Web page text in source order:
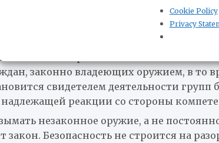
Cookie Policy
Privacy
борьбы с незаконным
ужесточает условия именно для
трагические события 2023
законно владеющих оружием, в то
свидетелем деятельности групп
реакции со стороны
незаконное оружие, а не
закон. Безопасность не строится на